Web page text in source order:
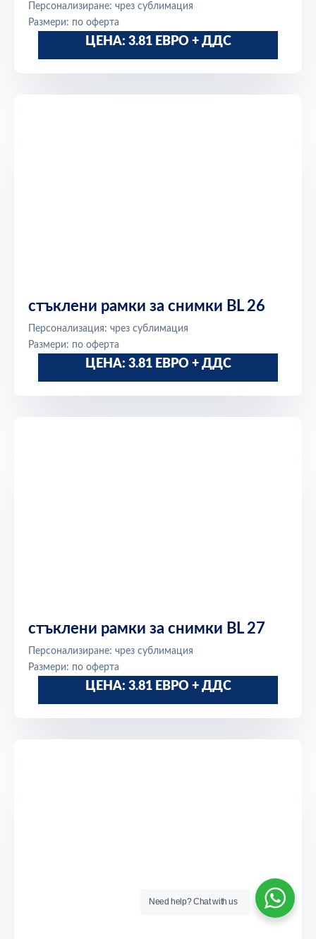
Персонализиране: чрез сублимация
Размери: по оферта
ЦЕНА: 3.81 ЕВРО + ДДС
стъклени рамки за снимки BL 26
Персонализация: чрез сублимация
Размери: по оферта
ЦЕНА: 3.81 ЕВРО + ДДС
стъклени рамки за снимки BL 27
Персонализиране: чрез сублимация
Размери: по оферта
ЦЕНА: 3.81 ЕВРО + ДДС
Need help? Chat with us